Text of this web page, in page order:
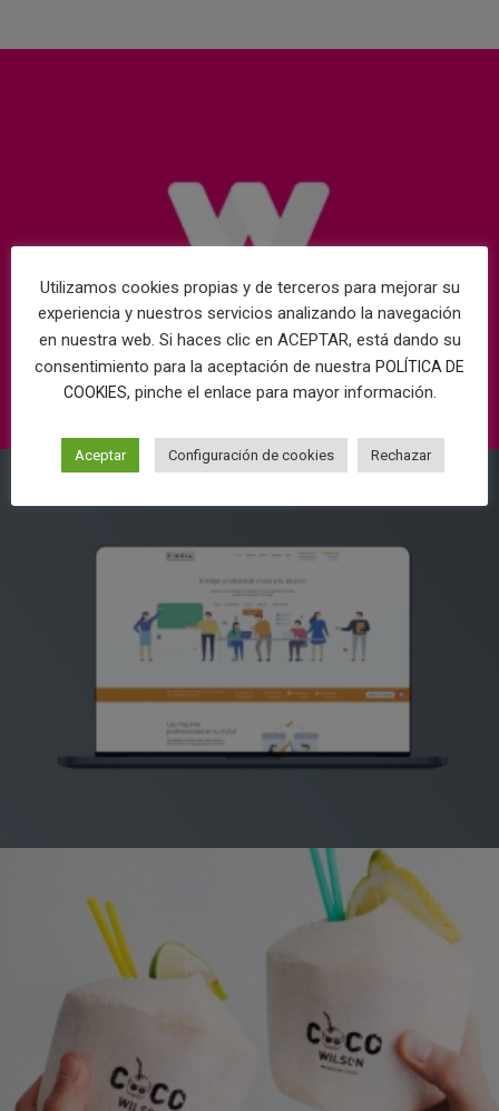
Utilizamos cookies propias y de terceros para mejorar su
experiencia y nuestros servicios analizando la navegación
en nuestra web. Si haces clic en ACEPTAR, está dando su
consentimiento para la aceptación de nuestra POLÍTICA DE
COOKIES, pinche el enlace para mayor información.
Aceptar Configuración de cookies Rechazar